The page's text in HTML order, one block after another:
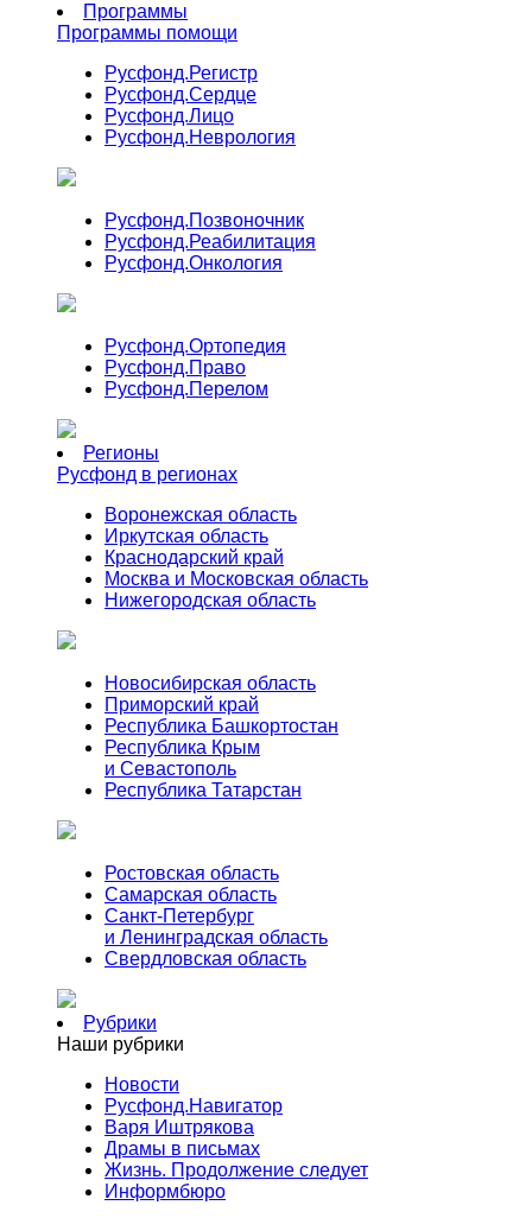
Программы
Программы помощи
Русфонд.Регистр
Русфонд.Сердце
Русфонд.Лицо
Русфонд.Неврология
Русфонд.Позвоночник
Русфонд.Реабилитация
Русфонд.Онкология
Русфонд.Ортопедия
Русфонд.Право
Русфонд.Перелом
Регионы
Русфонд в регионах
Воронежская область
Иркутская область
Краснодарский край
Москва и Московская область
Нижегородская область
Новосибирская область
Приморский край
Республика Башкортостан
Республика Крым
и Севастополь
Республика Татарстан
Ростовская область
Самарская область
Санкт-Петербург
и Ленинградская область
Свердловская область
Рубрики
Наши рубрики
Новости
Русфонд.Навигатор
Варя Иштрякова
Драмы в письмах
Жизнь. Продолжение следует
Информбюро